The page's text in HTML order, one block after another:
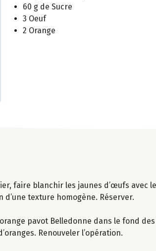
60 g de Sucre
3 Oeuf
2 Orange
faire blanchir les jaunes d’œufs avec
d’une texture homogène. Réserver.
pavot Belledonne dans le fond
Renouveler l’opération.